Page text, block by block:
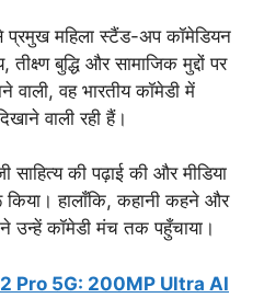
महिला स्टैंड-अप कॉमेडियन
बुद्धि और सामाजिक मुद्दों पर
वाली, वह भारतीय कॉमेडी में
वाली रही हैं।
की पढ़ाई की और मीडिया
हालाँकि, कहानी कहने और
कॉमेडी मंच तक पहुँचाया।
Pro 5G: 200MP Ultra AI